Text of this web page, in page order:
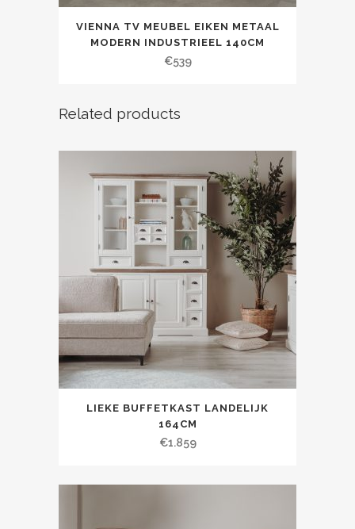
VIENNA TV MEUBEL EIKEN METAAL
MODERN INDUSTRIEEL 140CM
€539
Related products
LIEKE BUFFETKAST LANDELIJK
164CM
€1.859